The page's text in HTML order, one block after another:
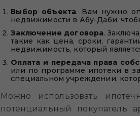
Выбор объекта. Вам нужно
недвижимости в Абу-Даби,
Заключение договора.
такие как цена, сроки,
недвижимость, который
Оплата и передача права
или по программе ипотеки в
специальном учреждении,
Можно использовать
потенциальный покупатель